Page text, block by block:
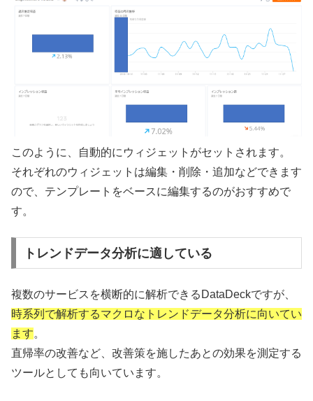
このように、自動的にウィジェットがセットされます。
それぞれのウィジェットは編集・削除・追加などできます
ので、テンプレートをベースに編集するのがおすすめで
す。
トレンドデータ分析に適している
複数のサービスを横断的に解析できるDataDeckですが、
時系列で解析するマクロなトレンドデータ分析に向いてい
ます。
直帰率の改善など、改善策を施したあとの効果を測定する
ツールとしても向いています。